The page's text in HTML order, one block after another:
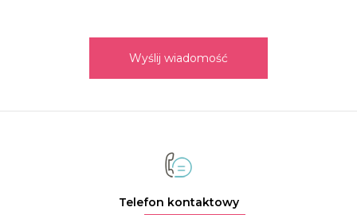
Wyślij wiadomość
Telefon kontaktowy